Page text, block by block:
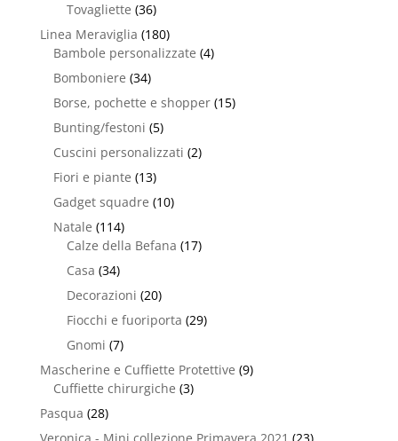
Tovagliette (36)
Linea Meraviglia (180)
Bambole personalizzate (4)
Bomboniere (34)
Borse, pochette e shopper (15)
Bunting/festoni (5)
Cuscini personalizzati (2)
Fiori e piante (13)
Gadget squadre (10)
Natale (114)
Calze della Befana (17)
Casa (34)
Decorazioni (20)
Fiocchi e fuoriporta (29)
Gnomi (7)
Mascherine e Cuffiette Protettive (9)
Cuffiette chirurgiche (3)
Pasqua (28)